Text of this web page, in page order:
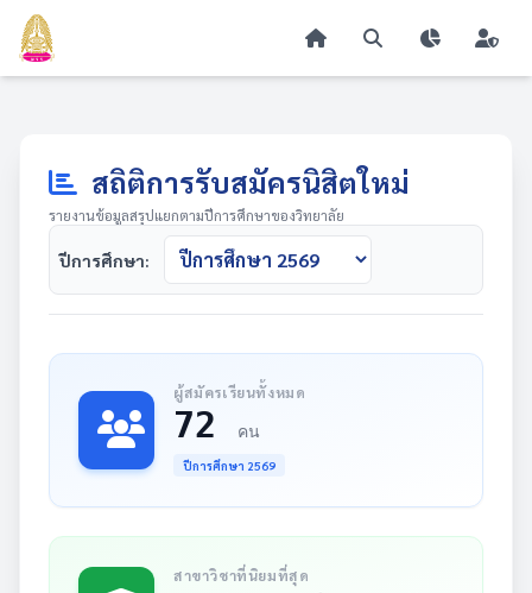
สถิติการรับสมัครนิสิตใหม่
รายงานข้อมูลสรุปแยกตามปีการศึกษาของวิทยาลัย
ปีการศึกษา:
ผู้สมัครเรียนทั้งหมด
72 คน
ปีการศึกษา 2569
สาขาวิชาที่นิยมที่สุด